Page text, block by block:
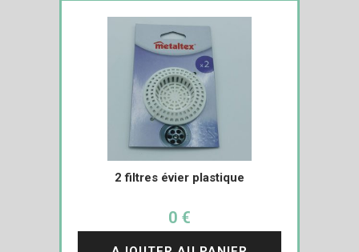
2 filtres évier plastique
0 €